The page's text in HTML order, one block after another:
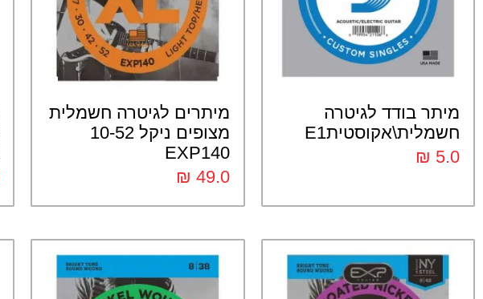
מיתר בודד לגיטרה
חשמלית\אקוסטיתE1
₪ 5.0
מיתרים לגיטרה חשמלית
מצופים ניקל 10-52
EXP140
₪ 49.0